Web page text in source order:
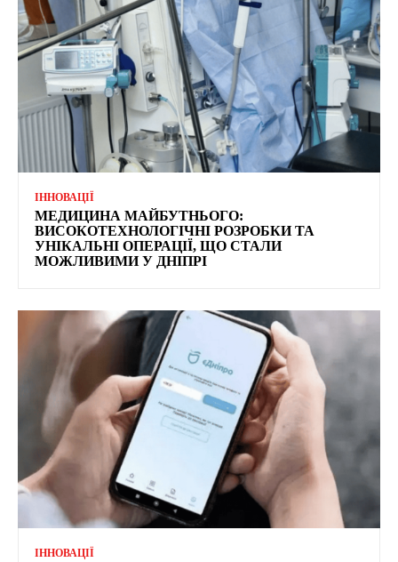
ІННОВАЦІЇ
МЕДИЦИНА МАЙБУТНЬОГО:
ВИСОКОТЕХНОЛОГІЧНІ РОЗРОБКИ ТА
УНІКАЛЬНІ ОПЕРАЦІЇ, ЩО СТАЛИ
МОЖЛИВИМИ У ДНІПРІ
ІННОВАЦІЇ